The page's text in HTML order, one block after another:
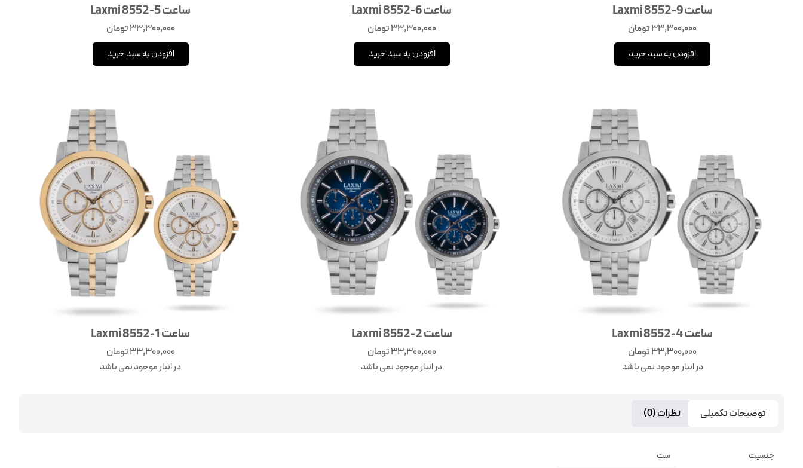
ساعت Laxmi 8552-9
33,300,000تومان
افزودن به سبد خرید
ساعت Laxmi 8552-6
33,300,000تومان
افزودن به سبد خرید
ساعت Laxmi 8552-5
33,300,000تومان
افزودن به سبد خرید
ساعت Laxmi 8552-4
33,300,000تومان
در انبار موجود نمی باشد
ساعت Laxmi 8552-2
33,300,000تومان
در انبار موجود نمی باشد
ساعت Laxmi 8552-1
33,300,000تومان
در انبار موجود نمی باشد
توضیحات تکمیلی نظرات (0)
جنسیت ست